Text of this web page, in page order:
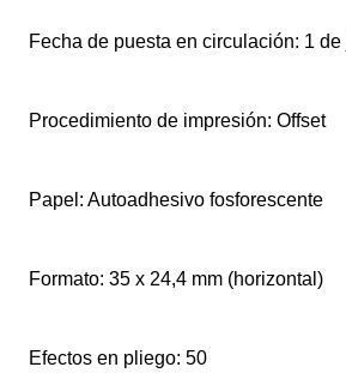
Fecha de puesta en circulación: 1
Procedimiento de impresión: Offset
Papel: Autoadhesivo fosforescente
Formato: 35 x 24,4 mm (horizontal)
Efectos en pliego: 50